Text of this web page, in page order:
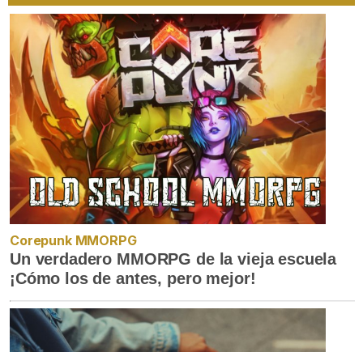
Corepunk MMORPG
Un verdadero MMORPG de la vieja escuela
¡Cómo los de antes, pero mejor!